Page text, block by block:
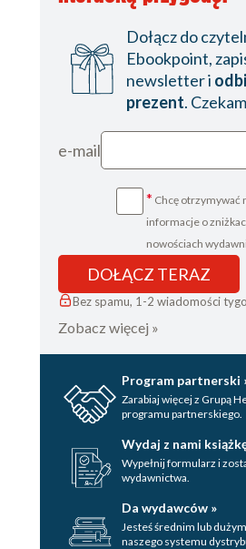
Dołącz do
Ebookpoint,
newsletter i
prezent.
e-mail
* Chcę otrzymywać
informacje o
nowościach
DOŁĄCZ TERAZ
Bez spamu, 1-2 wiadomości
Zobacz więcej »
Program partnerski
Zarabiaj więcej z Grupą
programu partnerskiego.
Wydaj z nami
Wypełnij formularz i
wydawnictwa.
Da wydawców »
Jesteś średnim lub
naszego systemu